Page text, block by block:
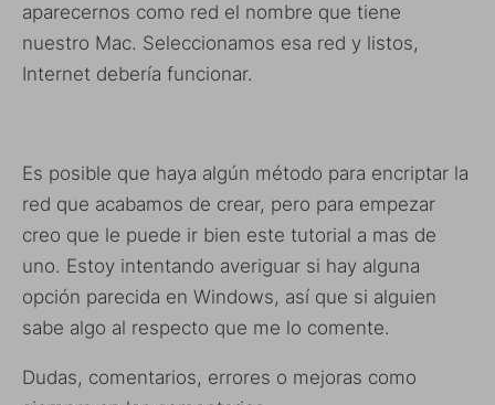
aparecernos como red el nombre que tiene
nuestro Mac. Seleccionamos esa red y listos,
Internet debería funcionar.
Es posible que haya algún método para encriptar la
red que acabamos de crear, pero para empezar
creo que le puede ir bien este tutorial a mas de
uno. Estoy intentando averiguar si hay alguna
opción parecida en Windows, así que si alguien
sabe algo al respecto que me lo comente.
Dudas, comentarios, errores o mejoras como